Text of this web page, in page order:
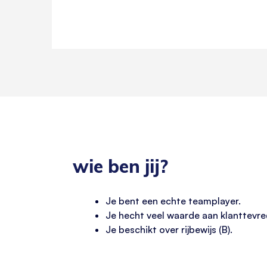
wie ben jij?
Je bent een echte teamplayer.
Je hecht veel waarde aan
Je beschikt over rijbewijs (B).